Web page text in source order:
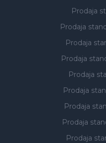
Prodaja
Prodaja
Prodaja
Prodaja
Prodaja
Prodaja
Prodaja
Prodaja
Prodaja